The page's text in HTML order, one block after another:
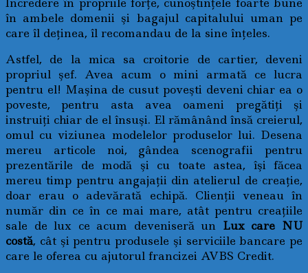
în ambele domenii şi bagajul capitalului uman pe
care îl deţinea, îl recomandau de la sine înţeles.
Astfel, de la mica sa croitorie de cartier, deveni
propriul şef. Avea acum o mini armată ce lucra
pentru el! Maşina de cusut poveşti deveni chiar ea o
poveste, pentru asta avea oameni pregătiţi şi
instruiţi chiar de el însuşi. El rămânând însă creierul,
omul cu viziunea modelelor produselor lui. Desena
mereu articole noi, gândea scenografii pentru
prezentările de modă şi cu toate astea, îşi făcea
mereu timp pentru angajaţii din atelierul de creaţie,
doar erau o adevărată echipă. Clienţii veneau în
număr din ce în ce mai mare, atât pentru creaţiile
sale de lux ce acum deveniseră un Lux care NU
costă, cât şi pentru produsele şi serviciile bancare pe
care le oferea cu ajutorul francizei AVBS Credit.